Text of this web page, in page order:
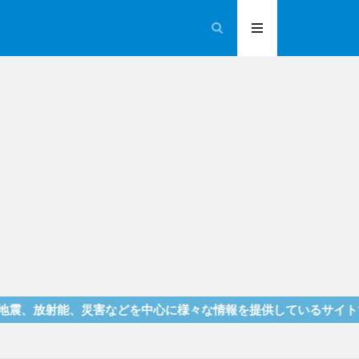
、災害などを中心に様々な情報を提供しているサイトです！